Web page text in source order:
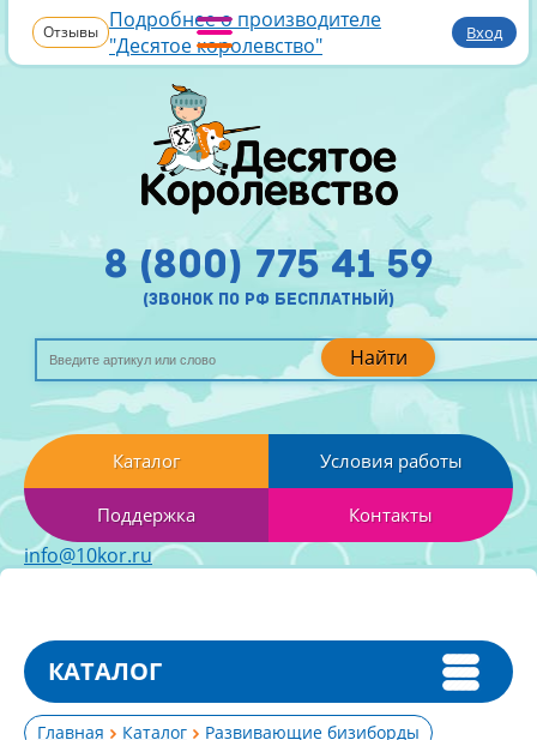
Отзывы Подробнее о производителе
"Десятое королевство"
Вход
Найти
8 (800) 775 41 59
(звонок по рф бесплатный)
Каталог Условия работы
Поддержка Контакты
info@10kor.ru
КАТАЛОГ
Главная Каталог Развивающие бизиборды